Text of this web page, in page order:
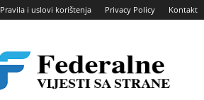
Pravila i uslovi korištenja Privacy Policy Kontakt
vijesti